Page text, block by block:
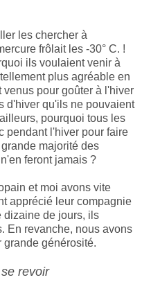
les chercher à
frôlait les -30° C. !
ils voulaient venir à
plus agréable en
pour goûter à l'hiver
d'hiver qu'ils ne pouvaient
pourquoi tous les
pendant l'hiver pour faire
majorité des
feront jamais ?
et moi avons vite
apprécié leur compagnie
dizaine de jours, ils
En revanche, nous avons
grande générosité.
revoir